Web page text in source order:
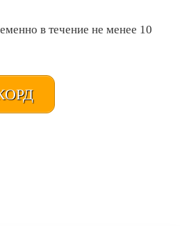
в течение не менее 10